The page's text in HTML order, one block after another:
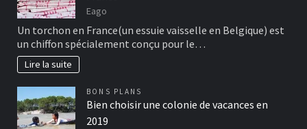
Eago
Un torchon en France(un essuie vaisselle en Belgique) est
un chiffon spécialement conçu pour le…
Lire la suite
BONS PLANS
Bien choisir une colonie de vacances en
2019